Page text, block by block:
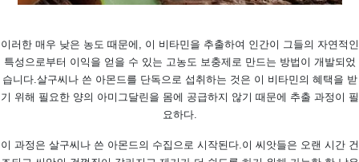
이러한 매우 낮은 농도 때문에, 이 비타민을 추출하여 인간이 그들의 자연적인
특성으로부터 이익을 얻을 수 있는 고농도 보충제로 만드는 방법이 개발되었
습니다. 살구씨나 쓴 아몬드를 단독으로 섭취하는 것은 이 비타민의 혜택을 받
기 위해 필요한 양의 아미그달린을 몸에 공급하지 않기 때문에 추출 과정이 필
요하다.
이 과정은 살구씨나 쓴 아몬드의 수집으로 시작된다. 이 씨앗들은 오랜 시간 건